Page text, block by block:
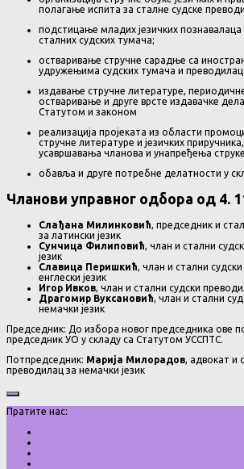
полагање испита за сталне судске
подстицање младих језичких
сталних судских тумача;
остваривање стручне сарадње са
удружењима судских тумача и
издавање стручне литературе,
остваривање и друге врсте издавачке
Статутом и законом
реализација пројеката из области
стручне литературе и језичких
усавршавања чланова и унапређења
обавља и друге потребне делатности у
Чланови управног одбора од 4.
Слађана Милинковић, председник и
за латински језик
Сунчица Филиповић, члан и стални
језик
Славица Перишкић, члан и стални
енглески језик
Игор Ивков, члан и стални судски
Драгомир Вуксановић, члан и стални
немачки језик
Председник: До избора новог председника ове
председник УО у складу са Статутом УССПТС.
Потпредседник: Марија Милорадов, адвокат и
преводилац за немачки језик
Пратите нас: